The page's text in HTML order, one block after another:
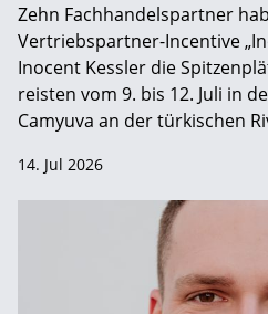
Zehn Fachhandelspartner
Vertriebspartner-Incentive
Inocent Kessler die
reisten vom 9. bis 12. Juli in
Camyuva an der türkischen
14. Jul 2026